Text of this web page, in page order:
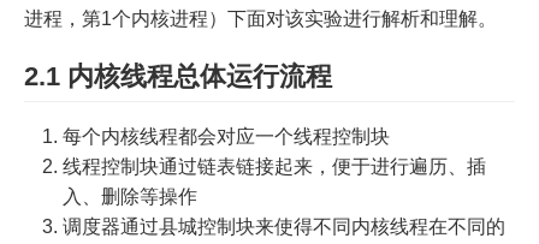
进程，第1个内核进程）下面对该实验进行解析和理解。
2.1 内核线程总体运行流程
每个内核线程都会对应一个线程控制块
线程控制块通过链表链接起来，便于进行遍历、插
入、删除等操作
调度器通过县城控制块来使得不同内核线程在不同的